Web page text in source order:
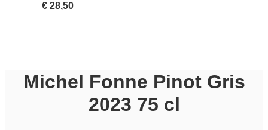
€28,50
Michel Fonne Pinot Gris
2023 75 cl